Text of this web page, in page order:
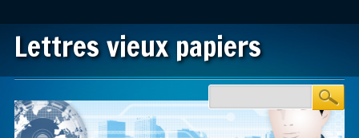
Lettres vieux papiers
Main menu